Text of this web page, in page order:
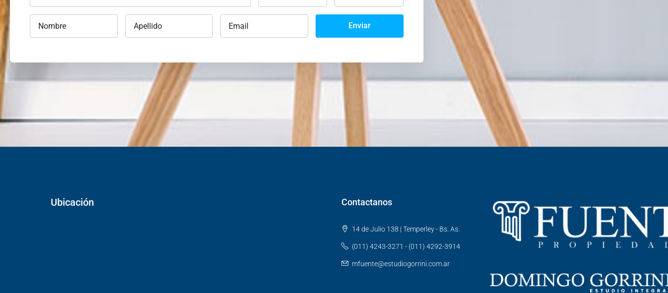
Enviar
Ubicación Contactanos
14 de Julio 138 | Temperley - Bs. As.
(011) 4243-3271 - (011) 4292-3914
mfuente@estudiogorrini.com.ar